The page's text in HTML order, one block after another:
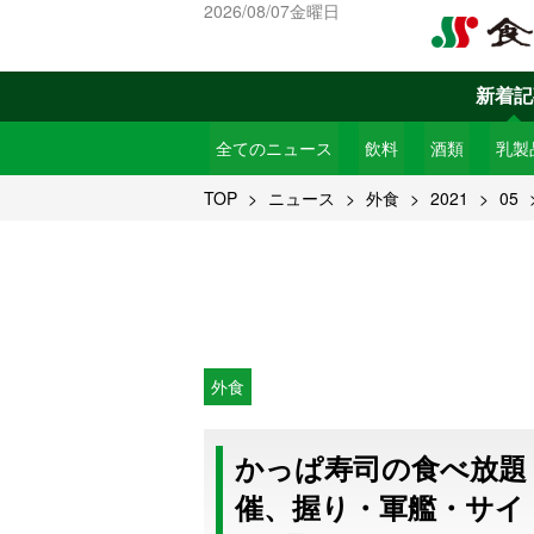
2026/08/07金曜日
新着
全てのニュース 飲料 酒類 乳製
TOP ニュース 外食 2021 05
外食
かっぱ寿司の食べ放
催、握り・軍艦・サ